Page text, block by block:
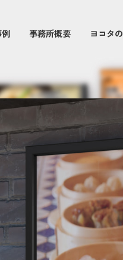
事務所概要 ヨコタ
制